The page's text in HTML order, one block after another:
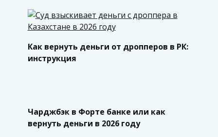
Как вернуть деньги от дропперов в РК:
инструкция
Чарджбэк в Форте банке или как
вернуть деньги в 2026 году